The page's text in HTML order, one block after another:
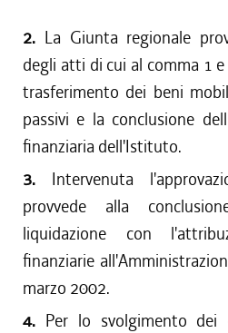
2. La Giunta regionale
degli atti di cui al comma 1
trasferimento dei beni
passivi e la conclusione
finanziaria dell'Istituto.
3. Intervenuta
provvede alla
liquidazione con
finanziarie
marzo 2002.
4. Per lo svolgimento dei